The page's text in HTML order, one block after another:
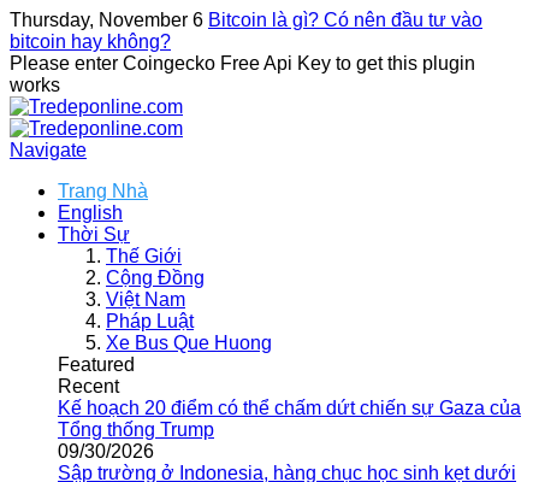
Thursday, November 6 Bitcoin là gì? Có nên đầu tư vào
bitcoin hay không?
Please enter Coingecko Free Api Key to get this plugin
works
Navigate
Trang Nhà
English
Thời Sự
Thế Giới
Cộng Đồng
Việt Nam
Pháp Luật
Xe Bus Que Huong
Featured
Recent
Kế hoạch 20 điểm có thể chấm dứt chiến sự Gaza của
Tổng thống Trump
09/30/2026
Sập trường ở Indonesia, hàng chục học sinh kẹt dưới